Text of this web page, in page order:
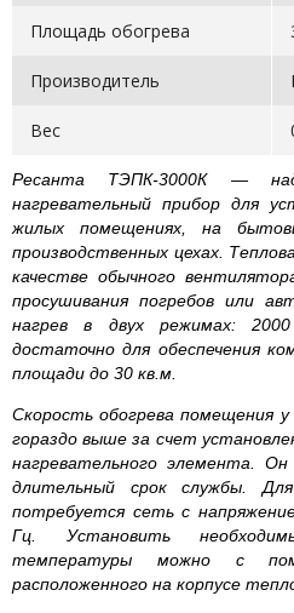
Площадь обогрева
Производитель
Вес
Ресанта ТЭПК-3000К —
нагревательный прибор для
жилых помещениях, на
производственных цехах.
качестве обычного
просушивания погребов или
нагрев в двух режимах:
достаточно для обеспечения
площади до 30 кв.м.
Скорость обогрева помещения
гораздо выше за счет
нагревательного элемента.
длительный срок службы.
потребуется сеть с
Гц. Установить
температуры можно с
расположенного на корпусе